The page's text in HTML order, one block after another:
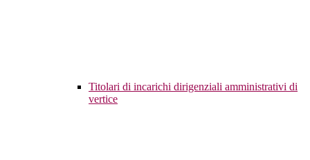
Titolari di incarichi dirigenziali amministrativi di
vertice